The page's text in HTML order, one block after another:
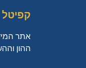
קפיטל
אתר
ההון